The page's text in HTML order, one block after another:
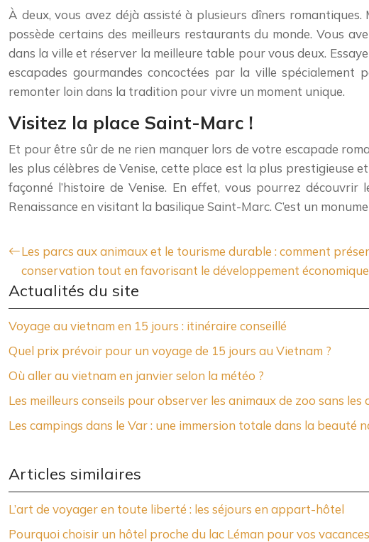
À deux, vous avez déjà assisté à plusieurs dîners
possède certains des meilleurs restaurants du monde. Vous
dans la ville et réserver la meilleure table pour vous deux.
escapades gourmandes concoctées par la ville spécialement
remonter loin dans la tradition pour vivre un moment unique.
Visitez la place Saint-Marc !
Et pour être sûr de ne rien manquer lors de votre escapade
les plus célèbres de Venise, cette place est la plus
façonné l’histoire de Venise. En effet, vous pourrez
Renaissance en visitant la basilique Saint-Marc. C’est un
Les parcs aux animaux et le tourisme durable : comment
conservation tout en favorisant le développement économique
Actualités du site
Voyage au vietnam en 15 jours : itinéraire conseillé
Quel prix prévoir pour un voyage de 15 jours au Vietnam ?
Où aller au vietnam en janvier selon la météo ?
Les meilleurs conseils pour observer les animaux de zoo sans les
Les campings dans le Var : une immersion totale dans la beauté
Articles similaires
L’art de voyager en toute liberté : les séjours en appart-hôtel
Pourquoi choisir un hôtel proche du lac Léman pour vos